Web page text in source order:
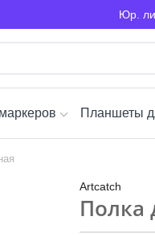
Юр.
Планшеты
Artcatch
Полка